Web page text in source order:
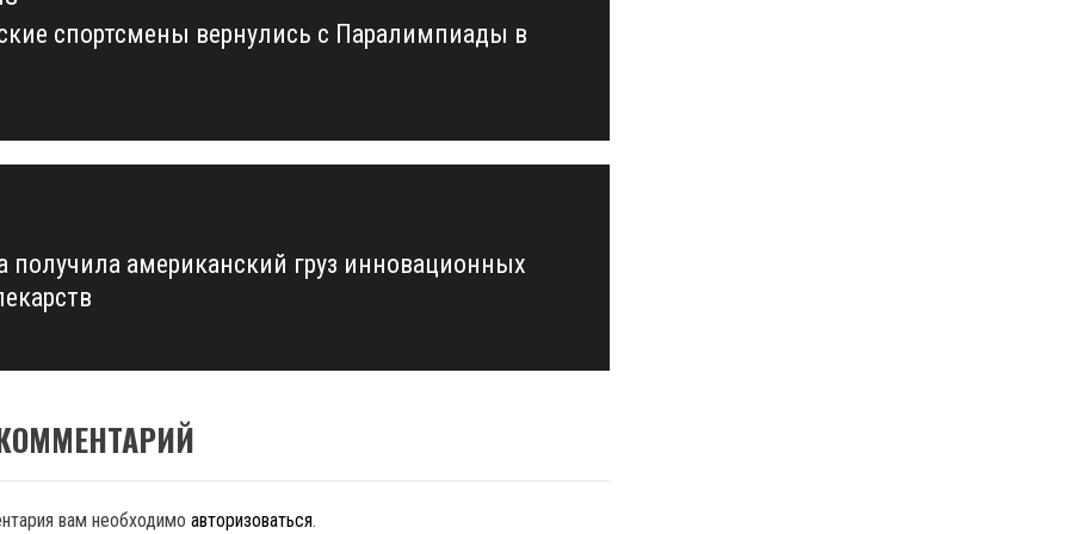
спортсмены вернулись с Паралимпиады в
получила американский груз инновационных
вам необходимо авторизоваться.